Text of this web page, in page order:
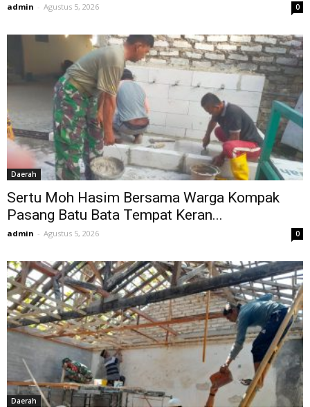
admin - Agustus 5, 2026 0
Daerah
Sertu Moh Hasim Bersama Warga Kompak
Pasang Batu Bata Tempat Keran...
admin - Agustus 5, 2026 0
Daerah